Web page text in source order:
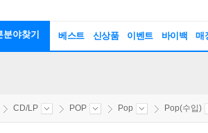
분야찾기 베스트 신상품 이벤트 바이백 매
CD/LP POP Pop Pop(수입)